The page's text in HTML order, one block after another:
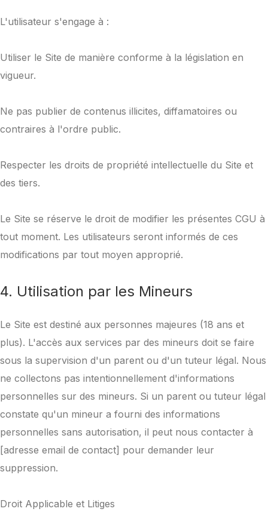
L'utilisateur s'engage à :
Utiliser le Site de manière conforme à la législation en
vigueur.
Ne pas publier de contenus illicites, diffamatoires ou
contraires à l'ordre public.
Respecter les droits de propriété intellectuelle du Site et
des tiers.
Le Site se réserve le droit de modifier les présentes CGU à
tout moment. Les utilisateurs seront informés de ces
modifications par tout moyen approprié.
4. Utilisation par les Mineurs
Le Site est destiné aux personnes majeures (18 ans et
plus). L'accès aux services par des mineurs doit se faire
sous la supervision d'un parent ou d'un tuteur légal. Nous
ne collectons pas intentionnellement d'informations
personnelles sur des mineurs. Si un parent ou tuteur légal
constate qu'un mineur a fourni des informations
personnelles sans autorisation, il peut nous contacter à
[adresse email de contact] pour demander leur
suppression.
Droit Applicable et Litiges